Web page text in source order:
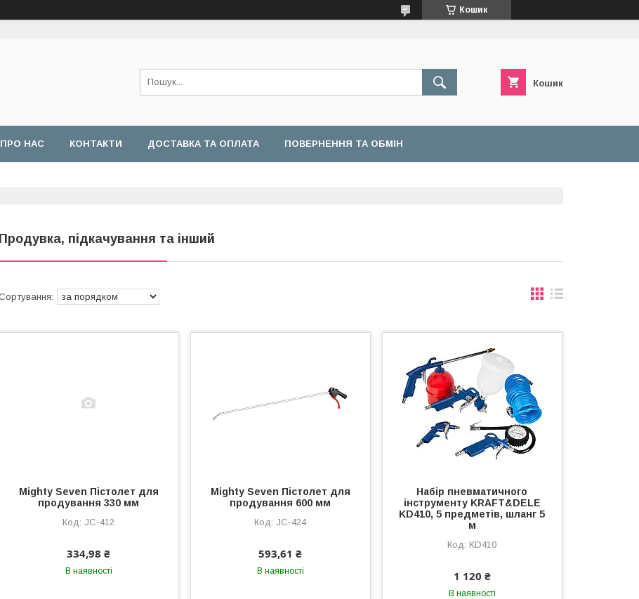
Кошик
Кошик
ПРО НАС КОНТАКТИ ДОСТАВКА ТА ОПЛАТА ПОВЕРНЕННЯ ТА ОБМІН
Продувка, підкачування та інший
Mighty Seven Пістолет для
продування 330 мм
JC-412
334,98 ₴
В наявності
Mighty Seven Пістолет для
продування 600 мм
JC-424
593,61 ₴
В наявності
Набір пневматичного
інструменту KRAFT&DELE
KD410, 5 предметів, шланг 5
м
KD410
1 120 ₴
В наявності